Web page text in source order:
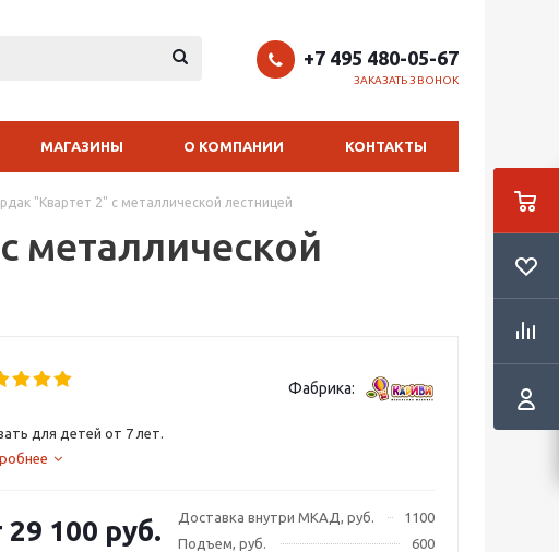
+7 495 480-05-67
ЗАКАЗАТЬ ЗВОНОК
МАГАЗИНЫ О КОМПАНИИ КОНТАКТЫ
"Квартет 2" с металлической лестницей
металлической
Фабрика:
для детей от 7 лет.
Доставка внутри МКАД, руб.
1100
Подъем, руб.
600
29 100 руб.